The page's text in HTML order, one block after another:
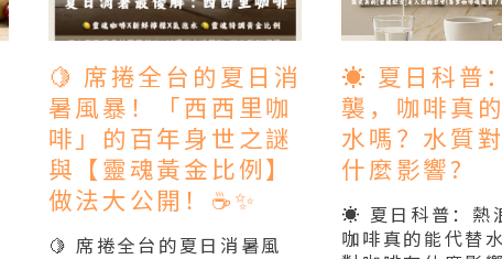
🍋 席捲全台的夏日消
暑風暴！「西西里咖
啡」的百年身世之謎
與【靈魂黃金比例】
做法大公開！☕✨
🍋 席捲全台的夏日消暑風
☀️ 夏日科普
襲，咖啡真
水嗎？水質
什麼影響?
☀️ 夏日科普：熱
咖啡真的能代替